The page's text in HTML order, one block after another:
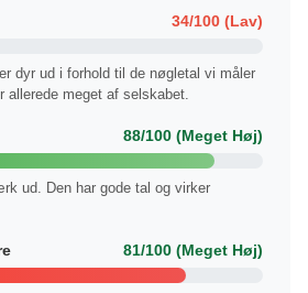
34/100 (Lav)
dyr ud i forhold til de nøgletal vi måler
allerede meget af selskabet.
88/100 (Meget Høj)
ud. Den har gode tal og virker
81/100 (Meget Høj)